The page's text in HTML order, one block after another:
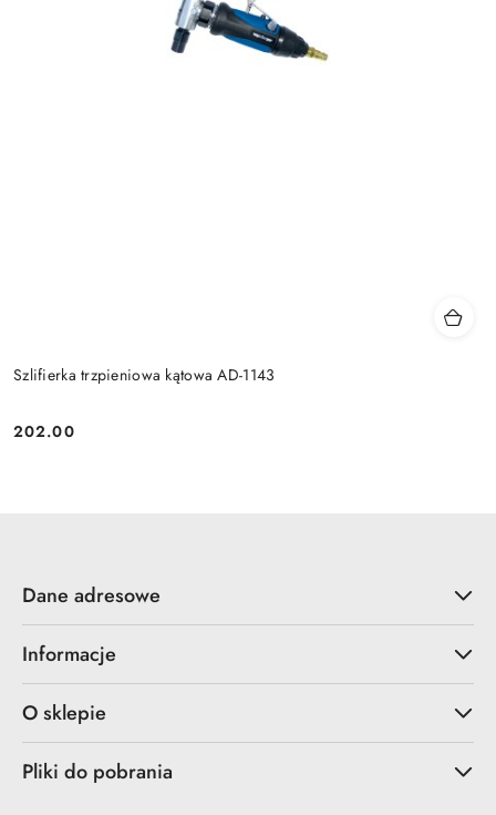
Szlifierka trzpieniowa kątowa AD-1143
Cena:
202.00
Dane adresowe
Informacje
O sklepie
Pliki do pobrania